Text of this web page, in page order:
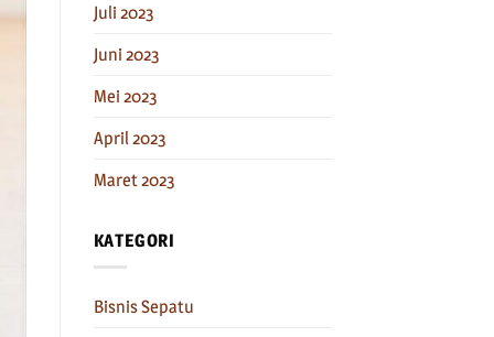
Juli 2023
Juni 2023
Mei 2023
April 2023
Maret 2023
KATEGORI
Bisnis Sepatu